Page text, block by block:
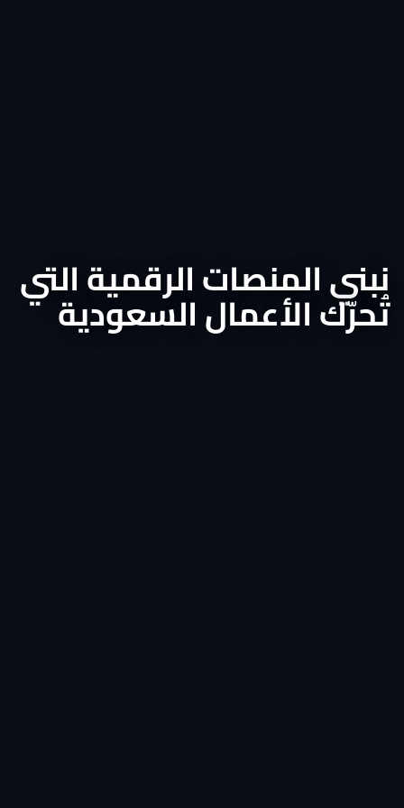
نبني المنصات الرقمية التي
تُحرّك الأعمال السعودية